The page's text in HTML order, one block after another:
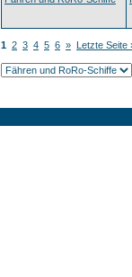
1 2 3 4 5 6 » Letzte Seite